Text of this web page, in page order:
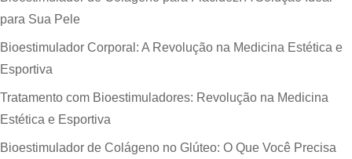
para Sua Pele
Bioestimulador Corporal: A Revolução na Medicina Estética e
Esportiva
Tratamento com Bioestimuladores: Revolução na Medicina
Estética e Esportiva
Bioestimulador de Colágeno no Glúteo: O Que Você Precisa